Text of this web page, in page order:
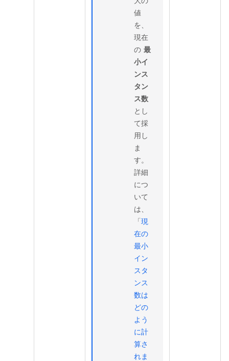
値
を、
現在
の 最
小イ
ンス
タン
ス数
とし
て採
用し
ま
す。
詳細
につ
いて
は、
「現
在の
最小
イン
スタ
ンス
数は
どの
よう
に計
算さ
れま